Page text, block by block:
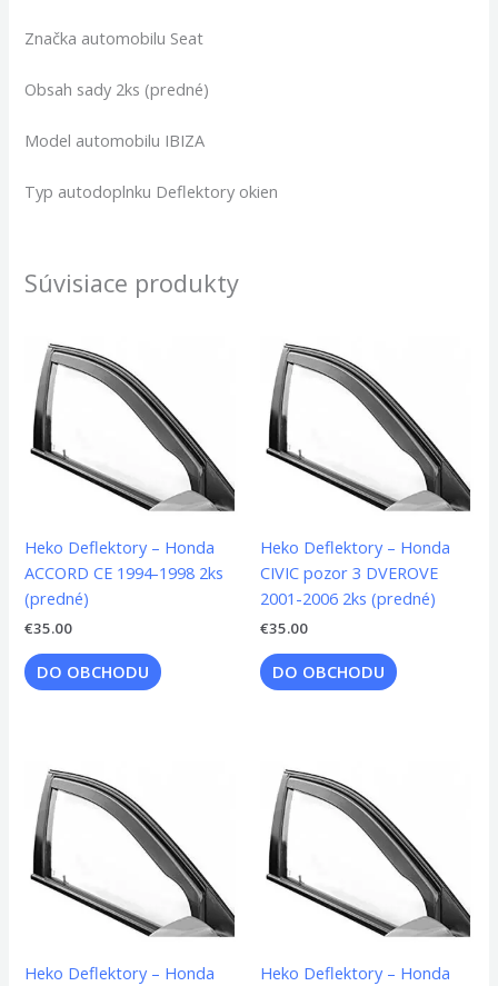
Značka automobilu Seat
Obsah sady 2ks (predné)
Model automobilu IBIZA
Typ autodoplnku Deflektory okien
Súvisiace produkty
Heko Deflektory – Honda
ACCORD CE 1994-1998 2ks
(predné)
€35.00
DO OBCHODU
Heko Deflektory – Honda
CIVIC pozor 3 DVEROVE
2001-2006 2ks (predné)
€35.00
DO OBCHODU
Heko Deflektory – Honda
Heko Deflektory – Honda